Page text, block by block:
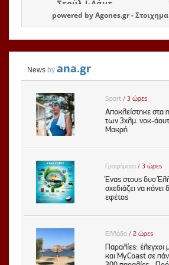
powered byAgones.gr-Στοιχημα